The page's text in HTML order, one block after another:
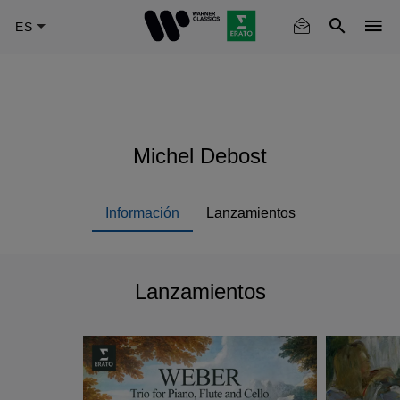
Michel Debost
Información Lanzamientos
Lanzamientos